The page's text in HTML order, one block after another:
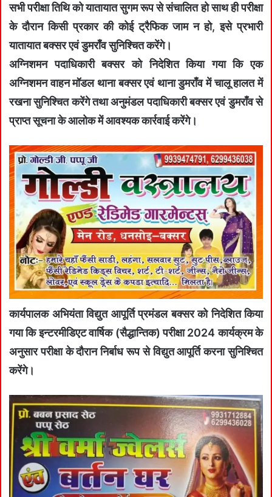
सभी परीक्षा तिथि को यातायात सुगम रूप से संचालित हो साथ ही परीक्षा
के दौरान किसी प्रकार की कोई ट्रैफिक जाम न हो, इसे प्रभारी
यातायात बक्सर एवं डुमराँव सुनिश्चित करेंगे।
अग्निशमन पदाधिकारी बक्सर को निदेशित किया गया कि एक
अग्निशमन वाहन मॉडल थाना बक्सर एवं थाना डुमराँव में चालू हालत में
रखना सुनिश्चित करेंगे तथा अनुमंडल पदाधिकारी बक्सर एवं डुमराँव से
प्राप्त सूचना के आलोक में आवश्यक कार्रवाई करेंगे।
कार्यपालक अभियंता विद्युत आपूर्ति प्रमंडल बक्सर को निदेशित किया
गया कि इन्टरमीडिएट वार्षिक (सैद्धान्तिक) परीक्षा 2024 कार्यक्रम के
अनुसार परीक्षा के दौरान निर्बाध रूप से विद्युत आपूर्ति करना सुनिश्चित
करेंगे।